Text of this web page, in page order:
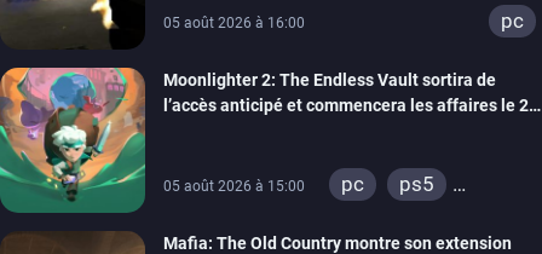
05 août 2026 à 16:00 pc
Moonlighter 2: The Endless Vault sortira de
l’accès anticipé et commencera les affaires le 2
05 août 2026 à 15:00 pc
ps5
Mafia: The Old Country montre son extension